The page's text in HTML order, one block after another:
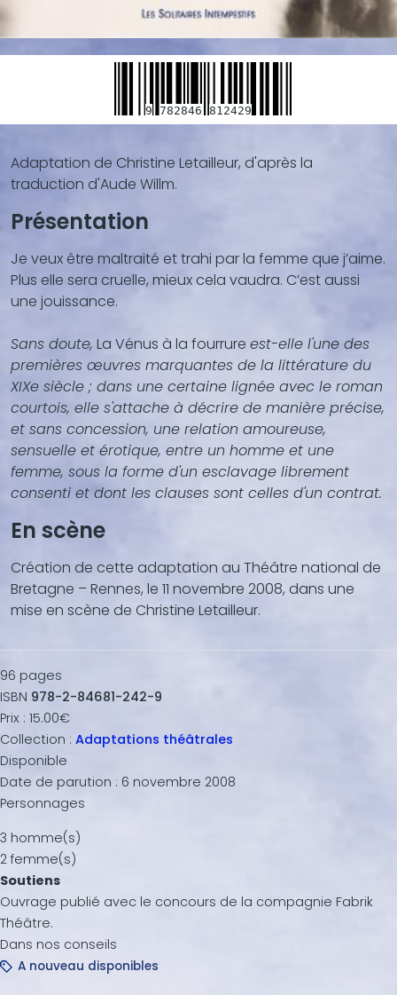
9 782846 812429
Blocs
de
(texte,
...)
Adaptation de Christine Letailleur, d'après la
traduction d'Aude Willm.
Présentation
Je veux être maltraité et trahi par la femme que j’aime.
Plus elle sera cruelle, mieux cela vaudra. C’est aussi
une jouissance.
Sans doute, La Vénus à la fourrure est-elle l'une des
premières œuvres marquantes de la littérature du
XIXe siècle ; dans une certaine lignée avec le roman
courtois, elle s'attache à décrire de manière précise,
et sans concession, une relation amoureuse,
sensuelle et érotique, entre un homme et une
femme, sous la forme d'un esclavage librement
consenti et dont les clauses sont celles d'un contrat.
En scène
Création de cette adaptation au Théâtre national de
Bretagne – Rennes, le 11 novembre 2008, dans une
mise en scène de Christine Letailleur.
96 pages
ISBN 978-2-84681-242-9
Prix : 15.00€
Collection : Adaptations théâtrales
Disponible
Date de parution : 6 novembre 2008
Personnages
3 homme(s)
2 femme(s)
Soutiens
Ouvrage publié avec le concours de la compagnie Fabrik
Théâtre.
Dans nos conseils
A nouveau disponibles